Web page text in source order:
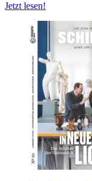
Jetzt lesen!